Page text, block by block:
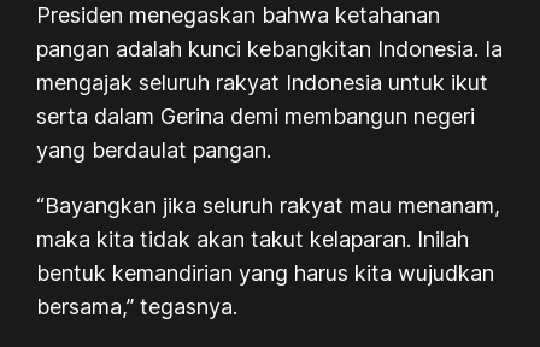
Presiden menegaskan bahwa ketahanan
pangan adalah kunci kebangkitan Indonesia. Ia
mengajak seluruh rakyat Indonesia untuk ikut
serta dalam Gerina demi membangun negeri
yang berdaulat pangan.
“Bayangkan jika seluruh rakyat mau menanam,
maka kita tidak akan takut kelaparan. Inilah
bentuk kemandirian yang harus kita wujudkan
bersama,” tegasnya.